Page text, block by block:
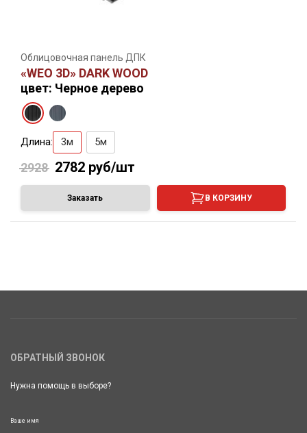
Облицовочная панель ДПК
«WEO 3D» DARK WOOD
цвет: Черное дерево
Длина: 3м 5м
2928 2782 руб/шт
Заказать В КОРЗИНУ
ОБРАТНЫЙ ЗВОНОК
Нужна помощь в выборе?
Ваше имя